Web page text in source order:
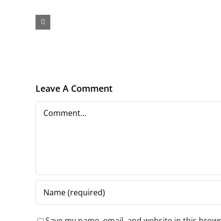
Leave A Comment